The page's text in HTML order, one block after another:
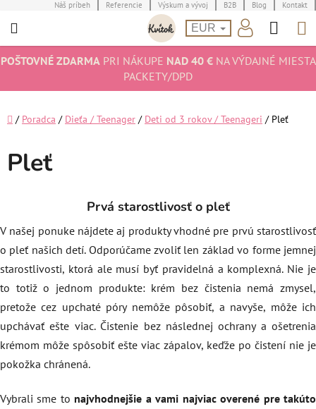
na
Náš príbeh Referencie Výskum a vývoj B2B Blog Kontakt
EUR
POŠTOVNÉ ZDARMAPRI NÁKUPE NAD 40 €NA VÝDAJNÉ MIESTA
PACKETY/DPD
Domov
/ Poradca / Dieťa / Teenager / Deti od 3 rokov / Teenageri / Pleť
Pleť
Prvá starostlivosť o pleť
V našej ponuke nájdete aj produkty vhodné pre prvú starostlivosť
o pleť našich detí. Odporúčame zvoliť len základ vo forme jemnej
starostlivosti, ktorá ale musí byť pravidelná a komplexná. Nie je
to totiž o jednom produkte: krém bez čistenia nemá zmysel,
pretože cez upchaté póry nemôže pôsobiť, a navyše, môže ich
upchávať ešte viac. Čistenie bez následnej ochrany a ošetrenia
krémom môže spôsobiť ešte viac zápalov, keďže po čistení nie je
pokožka chránená.
Vybrali sme to najvhodnejšie a vami najviac overené pre takúto